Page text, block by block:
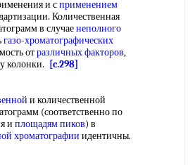
и сприменением
Количественная
в случаенеполного
газо-хроматографических
отразличных факторов,
колонки.
[c.298]
и количественной
(соответственно по
и площадям пиков) в
хроматографии идентичны.